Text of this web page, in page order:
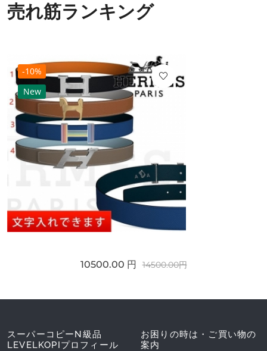
売れ筋ランキング
-10%
New
10500.00 円 14500.00円
スーパーコピーN級品
LEVELKOPIプロフィール
お困りの時は・ご買い物の
案内